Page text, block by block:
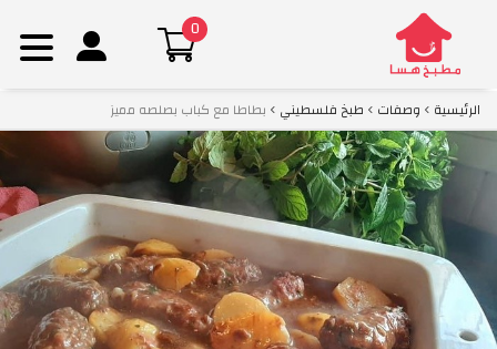
Skip
content
الرئيسية وصفات طبخ فلسطيني بطاطا مع كباب بصلصه مميز
0